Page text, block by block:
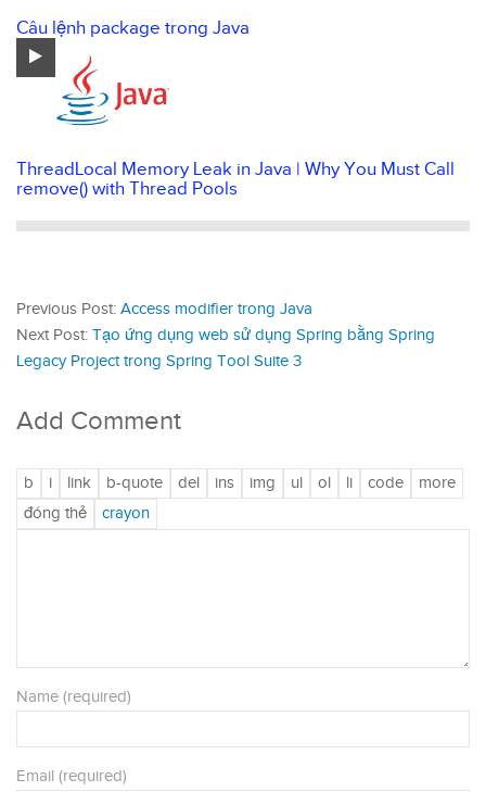
Câu lệnh package trong Java
ThreadLocal Memory Leak in Java | Why You Must Call
remove() with Thread Pools
Previous Post: Access modifier trong Java
Next Post: Tạo ứng dụng web sử dụng Spring bằng Spring
Legacy Project trong Spring Tool Suite 3
Add Comment
Name (required)
Email (required)